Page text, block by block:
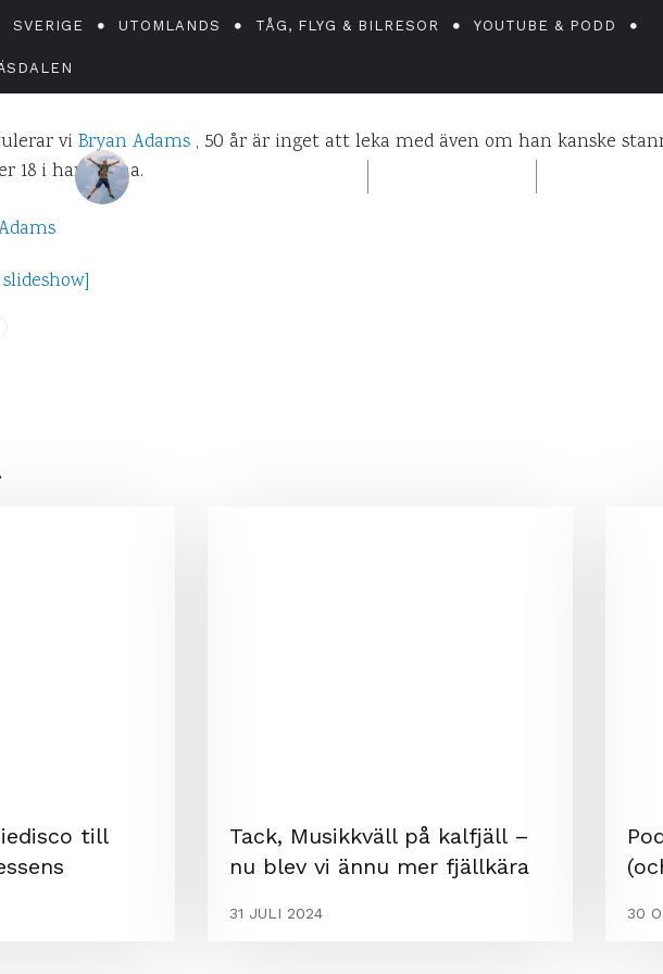
SVERIGE UTOMLANDS TÅG, FLYG & BILRESOR YOUTUBE & PODD
50-årskalas
DANIEL PÅ UPPLEVELSEBLOGGEN
viBryan Adams, 50 år är inget att leka med även om han kanske
18 i hans egna.
till
Tack, Musikkväll på kalfjäll –
nu blev vi ännu mer fjällkära
31 JULI 2024 30